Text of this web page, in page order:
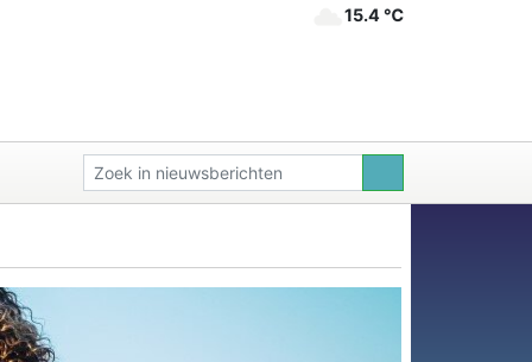
15.4 ℃